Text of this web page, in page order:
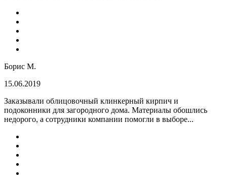
Борис М.
15.06.2019
Заказывали облицовочный клинкерный кирпич и
подоконники для загородного дома. Материалы обошлись
недорого, а сотрудники компании помогли в выборе...